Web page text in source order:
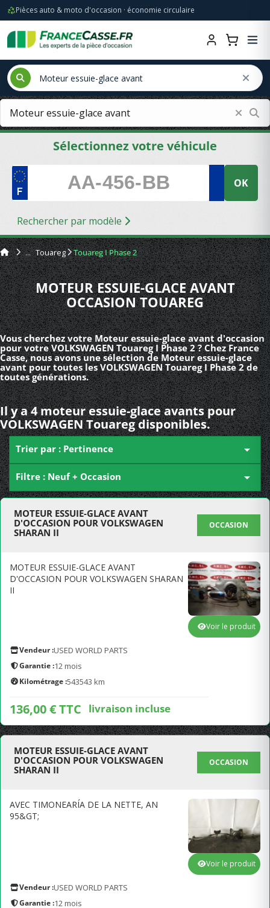
Pièces auto & moto d'occasion · économie circulaire
Sélectionnez votre véhicule
OK
Rechercher par modèle
Touareg Touareg I Phase 2
MOTEUR ESSUIE-GLACE AVANT
OCCASION TOUAREG
Vous cherchez votre Moteur essuie-glace avant d'occasion
pour votre VOLKSWAGEN Touareg I Phase 2 ? Chez France
Casse, nous avons une sélection de Moteur essuie-glace
avant pour toutes les VOLKSWAGEN Touareg I Phase 2 de
toutes générations.
Il y a 4 moteur essuie-glace avants pour
VOLKSWAGEN Touareg disponibles.
Trier par : Pertinence 
Filtre : Neuf + Occasion 
MOTEUR ESSUIE-GLACE AVANT
D'OCCASION POUR VOLKSWAGEN
SHARAN II
OCCASION
MOTEUR ESSUIE-GLACE AVANT
D'OCCASION POUR VOLKSWAGEN SHARAN
II
Vendeur :USED WORLD PARTS
Garantie :12 mois
Kilométrage :543543 km
136,00 € TTC livraison incluse
Voir le produit
MOTEUR ESSUIE-GLACE AVANT
D'OCCASION POUR VOLKSWAGEN
SHARAN II
OCCASION
AVEC TIMONEARÍA DE LA NETTE, AN
95&GT;
Vendeur :USED WORLD PARTS
Garantie :12 mois
Voir le produit